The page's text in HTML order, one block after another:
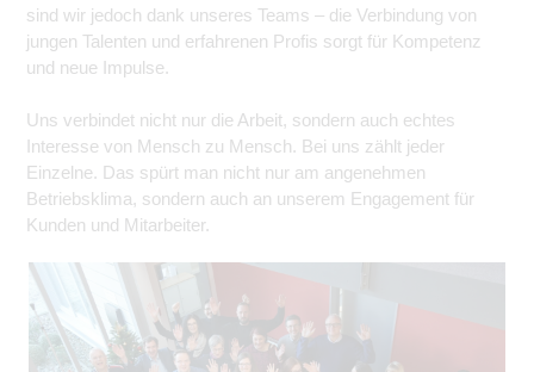
sind wir jedoch dank unseres Teams – die Verbindung von
jungen Talenten und erfahrenen Profis sorgt für Kompetenz
und neue Impulse.
Uns verbindet nicht nur die Arbeit, sondern auch echtes
Interesse von Mensch zu Mensch. Bei uns zählt jeder
Einzelne. Das spürt man nicht nur am angenehmen
Betriebsklima, sondern auch an unserem Engagement für
Kunden und Mitarbeiter.